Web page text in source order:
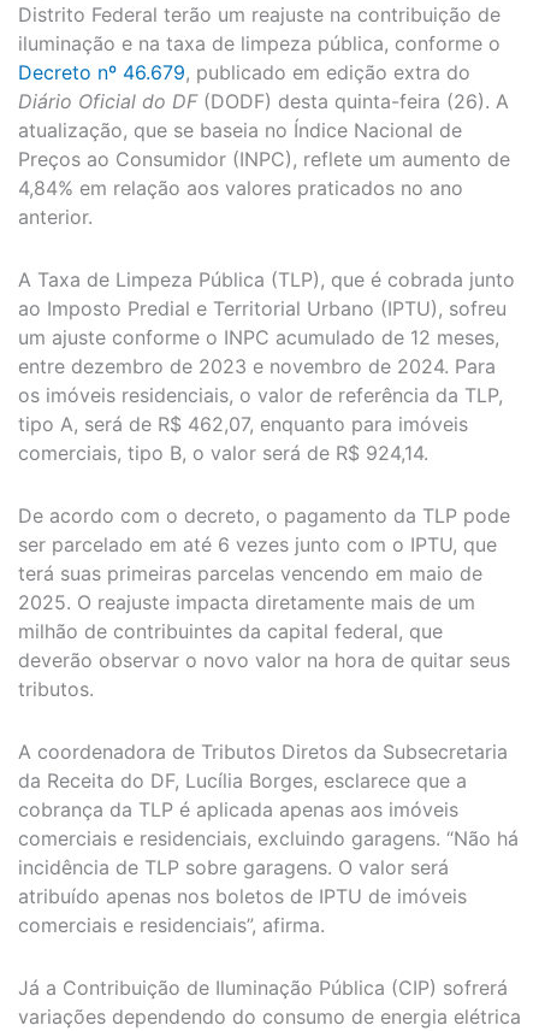
Distrito Federal terão um reajuste na contribuição de
iluminação e na taxa de limpeza pública, conforme o
Decreto nº 46.679, publicado em edição extra do
Diário Oficial do DF(DODF) desta quinta-feira (26). A
atualização, que se baseia no Índice Nacional de
Preços ao Consumidor (INPC), reflete um aumento de
4,84% em relação aos valores praticados no ano
anterior.
A Taxa de Limpeza Pública (TLP), que é cobrada junto
ao Imposto Predial e Territorial Urbano (IPTU), sofreu
um ajuste conforme o INPC acumulado de 12 meses,
entre dezembro de 2023 e novembro de 2024. Para
os imóveis residenciais, o valor de referência da TLP,
tipo A, será de R$ 462,07, enquanto para imóveis
comerciais, tipo B, o valor será de R$ 924,14.
De acordo com o decreto, o pagamento da TLP pode
ser parcelado em até 6 vezes junto com o IPTU, que
terá suas primeiras parcelas vencendo em maio de
2025. O reajuste impacta diretamente mais de um
milhão de contribuintes da capital federal, que
deverão observar o novo valor na hora de quitar seus
tributos.
A coordenadora de Tributos Diretos da Subsecretaria
da Receita do DF, Lucília Borges, esclarece que a
cobrança da TLP é aplicada apenas aos imóveis
comerciais e residenciais, excluindo garagens. “Não há
incidência de TLP sobre garagens. O valor será
atribuído apenas nos boletos de IPTU de imóveis
comerciais e residenciais”, afirma.
Já a Contribuição de Iluminação Pública (CIP) sofrerá
variações dependendo do consumo de energia elétrica